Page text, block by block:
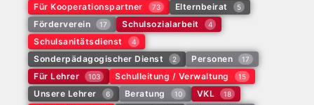
Für Kooperationspartner 73 Elternbeirat 5
Förderverein 17 Schulsozialarbeit 4
Schulsanitätsdienst 4
Sonderpädagogischer Dienst 2 Personen 17
Für Lehrer 103 Schulleitung / Verwaltung 15
Unsere Lehrer 6 Beratung 10 VKL 18